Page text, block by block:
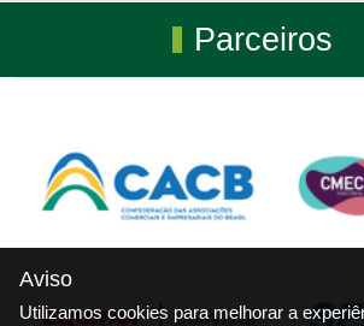
Parceiros
Aviso
Utilizamos cookies para melhorar a